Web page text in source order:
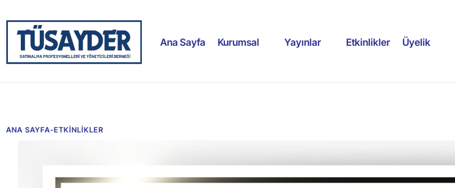
Ana Sayfa Kurumsal Yayınlar Etkinlikler Üyelik
ANA SAYFA-ETKİNLİKLER